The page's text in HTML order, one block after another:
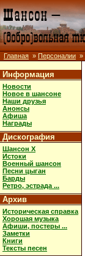
Главная » Персоналии »
Информация
Новости
Новое в шансоне
Наши друзья
Анонсы
Афиша
Награды
Дискография
Шансон X
Истоки
Военный шансон
Песни цыган
Барды
Ретро, эстрада ...
Архив
Историческая справка
Хорошая музыка
Афиши, постеры ...
Заметки
Книги
Тексты песен